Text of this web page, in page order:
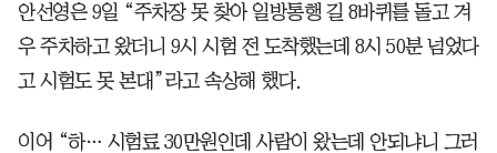
안선영은 9일 “주차장 못 찾아 일방통행 길 8바퀴를 돌고 겨
우 주차하고 왔더니 9시 시험 전 도착했는데 8시 50분 넘었다
고 시험도 못 본대”라고 속상해 했다.
이어 “하… 시험료 30만원인데 사람이 왔는데 안되냐니 그러